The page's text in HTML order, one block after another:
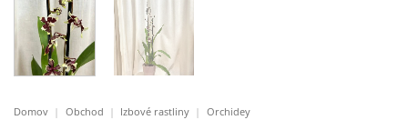
Domov | Obchod | Izbové rastliny | Orchidey